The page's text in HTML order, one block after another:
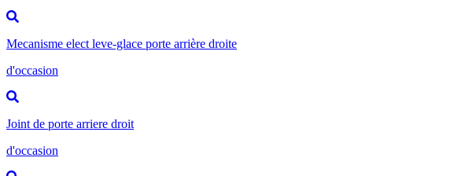
Mecanisme elect leve-glace porte arrière droite
d'occasion
Joint de porte arriere droit
d'occasion